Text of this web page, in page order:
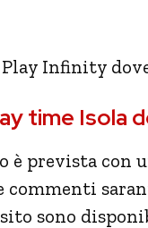
Infinity
time Isola
è prevista con
sono